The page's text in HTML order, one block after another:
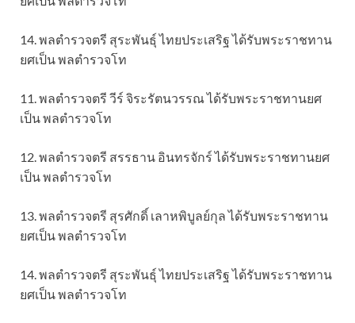
14. พลตำรวจตรี สุระพันธุ์ ไทยประเสริฐ ได้รับพระราชทาน
ยศเป็น พลตำรวจโท
11. พลตำรวจตรี วีร์ จิระรัตนวรรณ ได้รับพระราชทานยศ
เป็น พลตำรวจโท
12. พลตำรวจตรี สรรธาน อินทรจักร์ ได้รับพระราชทานยศ
เป็น พลตำรวจโท
13. พลตำรวจตรี สุรศักดิ์ เลาหพิบูลย์กุล ได้รับพระราชทาน
ยศเป็น พลตำรวจโท
14. พลตำรวจตรี สุระพันธุ์ ไทยประเสริฐ ได้รับพระราชทาน
ยศเป็น พลตำรวจโท